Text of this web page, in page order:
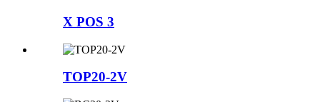
X POS 3
TOP20-2V